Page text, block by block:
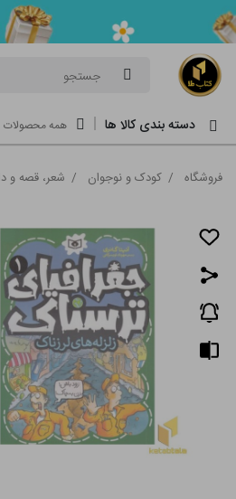
جستجو
دسته بندی کالا ها همه محصولات
فروشگاه / کودک و نوجوان / شعر، قصه و